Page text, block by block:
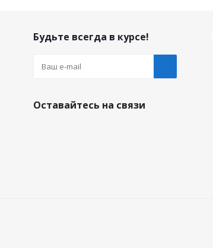
Будьте всегда в курсе!
Оставайтесь на связи